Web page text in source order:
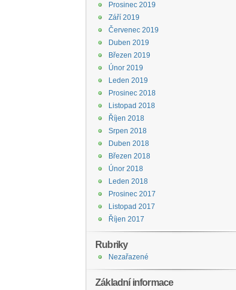
Prosinec 2019
Září 2019
Červenec 2019
Duben 2019
Březen 2019
Únor 2019
Leden 2019
Prosinec 2018
Listopad 2018
Říjen 2018
Srpen 2018
Duben 2018
Březen 2018
Únor 2018
Leden 2018
Prosinec 2017
Listopad 2017
Říjen 2017
Rubriky
Nezařazené
Základní informace